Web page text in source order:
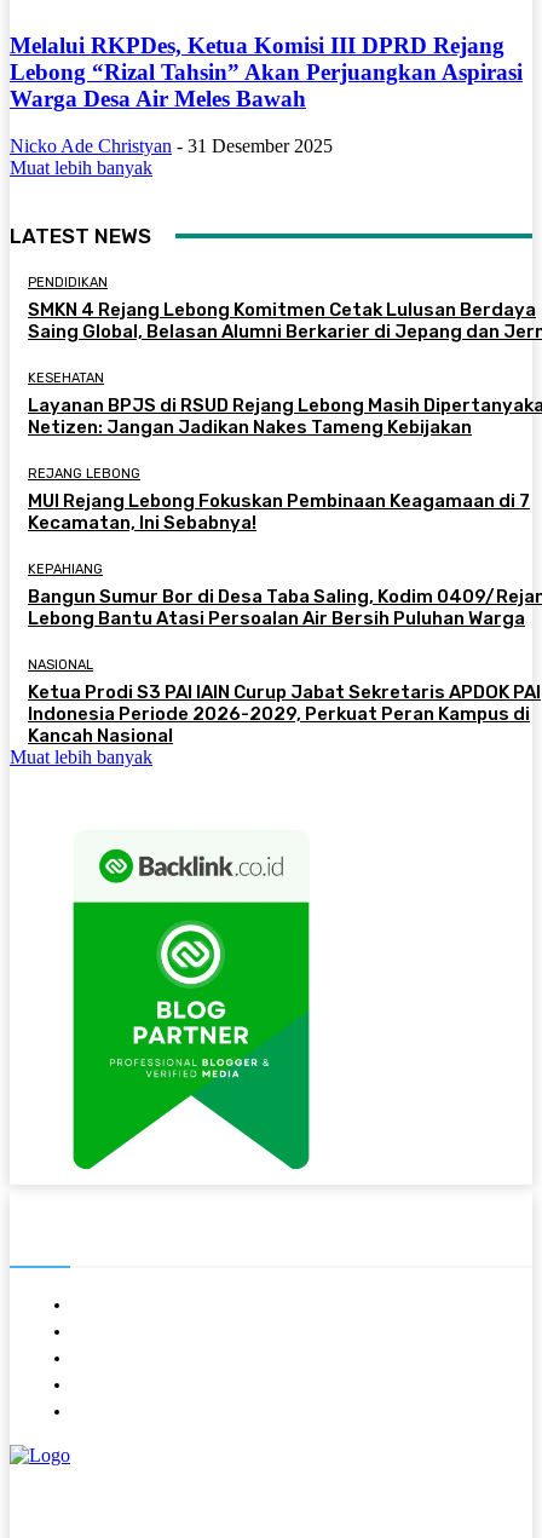
Melalui RKPDes, Ketua Komisi III DPRD Rejang
Lebong “Rizal Tahsin” Akan Perjuangkan Aspirasi
Warga Desa Air Meles Bawah
Nicko Ade Christyan - 31 Desember 2025
Muat lebih banyak
LATEST NEWS
PENDIDIKAN
SMKN 4 Rejang Lebong Komitmen Cetak Lulusan Berdaya
Saing Global, Belasan Alumni Berkarier di Jepang dan
KESEHATAN
Layanan BPJS di RSUD Rejang Lebong Masih
Netizen: Jangan Jadikan Nakes Tameng Kebijakan
REJANG LEBONG
MUI Rejang Lebong Fokuskan Pembinaan Keagamaan di 7
Kecamatan, Ini Sebabnya!
KEPAHIANG
Bangun Sumur Bor di Desa Taba Saling, Kodim 0409/
Lebong Bantu Atasi Persoalan Air Bersih Puluhan Warga
NASIONAL
Ketua Prodi S3 PAI IAIN Curup Jabat Sekretaris APDOK PAI
Indonesia Periode 2026-2029, Perkuat Peran Kampus di
Kancah Nasional
Muat lebih banyak